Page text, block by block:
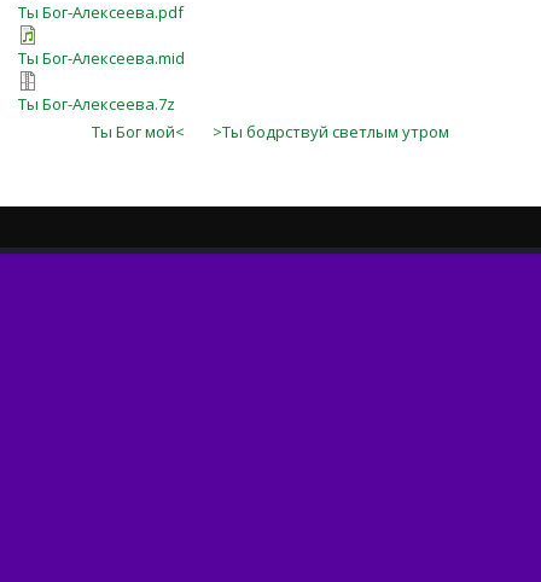
Ты Бог-Алексеева.pdf
Ты Бог-Алексеева.mid
Ты Бог-Алексеева.7z
Ты Бог мой<
>Ты бодрствуй светлым утром